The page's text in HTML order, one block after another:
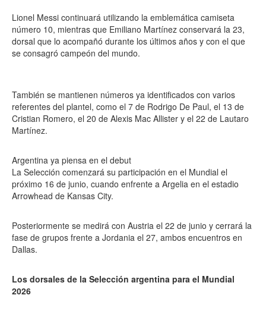
Lionel Messi continuará utilizando la emblemática camiseta
número 10, mientras que Emiliano Martínez conservará la 23,
dorsal que lo acompañó durante los últimos años y con el que
se consagró campeón del mundo.
También se mantienen números ya identificados con varios
referentes del plantel, como el 7 de Rodrigo De Paul, el 13 de
Cristian Romero, el 20 de Alexis Mac Allister y el 22 de Lautaro
Martínez.
Argentina ya piensa en el debut
La Selección comenzará su participación en el Mundial el
próximo 16 de junio, cuando enfrente a Argelia en el estadio
Arrowhead de Kansas City.
Posteriormente se medirá con Austria el 22 de junio y cerrará la
fase de grupos frente a Jordania el 27, ambos encuentros en
Dallas.
Los dorsales de la Selección argentina para el Mundial
2026